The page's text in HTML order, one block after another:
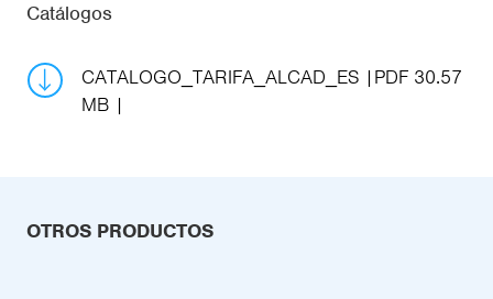
Catálogos
CATALOGO_TARIFA_ALCAD_ES
PDF 30.57
MB
OTROS PRODUCTOS